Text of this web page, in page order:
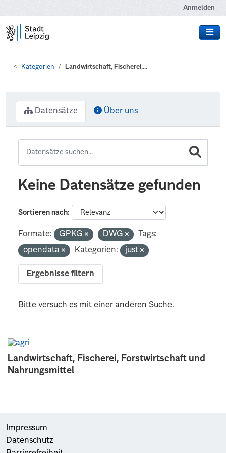
Anmelden
Kategorien Landwirtschaft, Fischerei,...
Landwirtschaft, Fischerei, Forstwirtschaft und
Nahrungsmittel
Datensätze Über uns
Keine Datensätze gefunden
Sortieren nach
Formate: GPKG DWG
Tags:
opendata
Kategorien: just
Ergebnisse filtern
Bitte versuch es mit einer anderen Suche.
Impressum
Datenschutz